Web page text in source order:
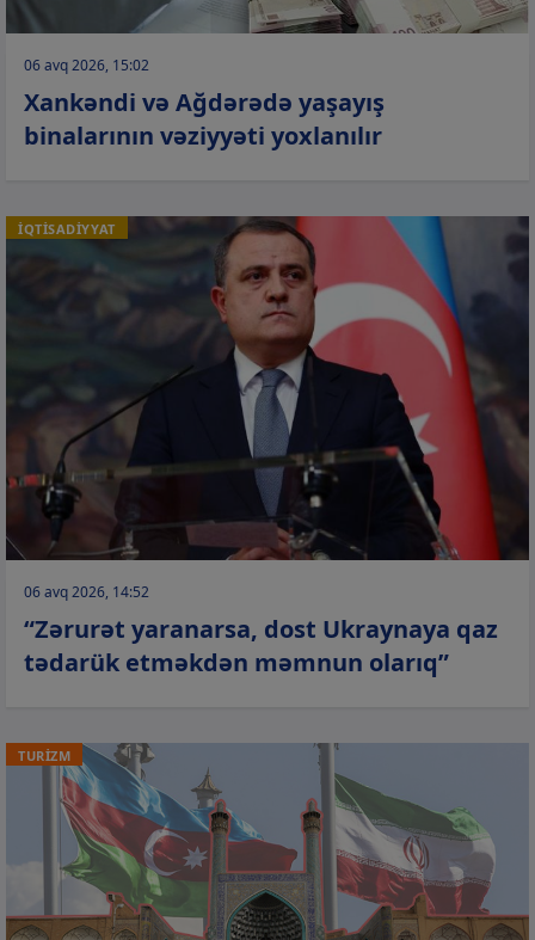
06 avq 2026, 15:02
Xankəndi və Ağdərədə yaşayış
binalarının vəziyyəti yoxlanılır
İQTİSADİYYAT
06 avq 2026, 14:52
“Zərurət yaranarsa, dost Ukraynaya qaz
tədarük etməkdən məmnun olarıq”
TURİZM